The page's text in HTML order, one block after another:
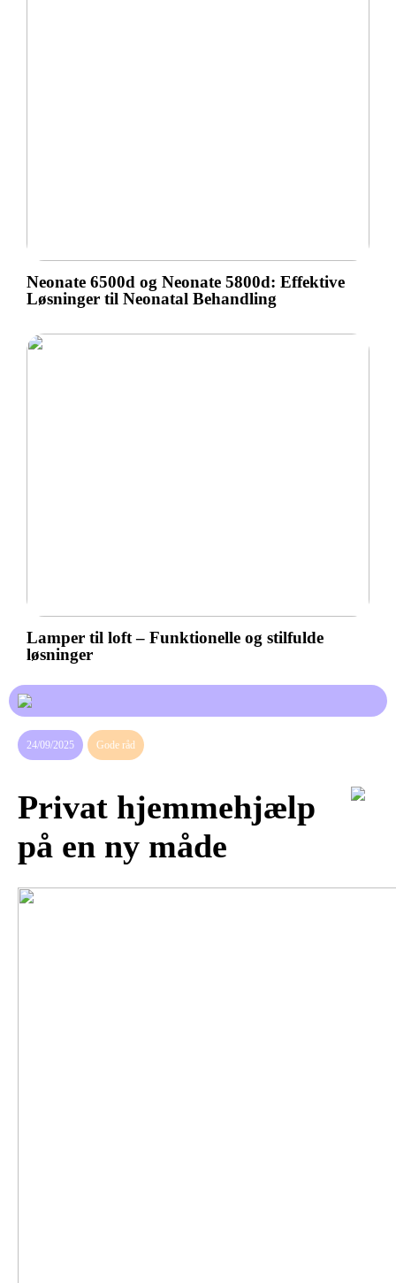
Neonate 6500d og Neonate 5800d: Effektive
Løsninger til Neonatal Behandling
Lamper til loft – Funktionelle og stilfulde
løsninger
24/09/2025 Gode råd
Privat hjemmehjælp
på en ny måde